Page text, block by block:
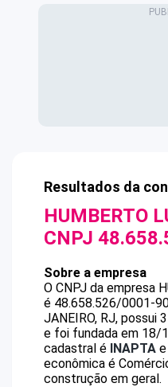
Resultados da
HUMBERTO
CNPJ
Sobre a empresa
O CNPJ da empresa
é 48.658.526/0001-
JANEIRO, RJ, possui
e foi fundada em 18/
cadastral é INAPTA
econômica é
construção em geral.